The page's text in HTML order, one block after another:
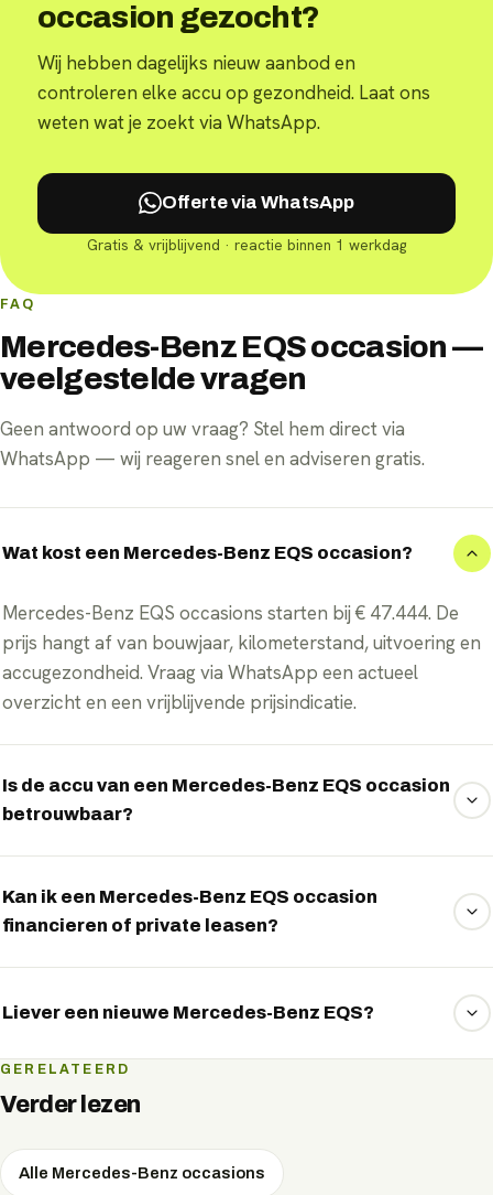
occasion gezocht?
Wij hebben dagelijks nieuw aanbod en
controleren elke accu op gezondheid. Laat ons
weten wat je zoekt via WhatsApp.
Offerte via WhatsApp
Gratis & vrijblijvend · reactie binnen 1 werkdag
FAQ
Mercedes-Benz EQS occasion —
veelgestelde vragen
Geen antwoord op uw vraag? Stel hem direct via
WhatsApp — wij reageren snel en adviseren gratis.
Wat kost een Mercedes-Benz EQS occasion?
Mercedes-Benz EQS occasions starten bij € 47.444. De
prijs hangt af van bouwjaar, kilometerstand, uitvoering en
accugezondheid. Vraag via WhatsApp een actueel
overzicht en een vrijblijvende prijsindicatie.
Is de accu van een Mercedes-Benz EQS occasion
betrouwbaar?
(State of Health) van elke elektrische occasion; de WLTP-
actieradius van dit model loopt op tot 770 km. Zo weet je
Kan ik een Mercedes-Benz EQS occasion
financieren of private leasen?
via private lease rijden. We vergelijken vrijblijvend de
Liever een nieuwe Mercedes-Benz EQS?
Dat kan ook. Bekijk de nieuwe Mercedes-Benz EQS met de
actuele specificaties en lease- en koopopties op de
GERELATEERD
Verder lezen
Alle Mercedes-Benz occasions